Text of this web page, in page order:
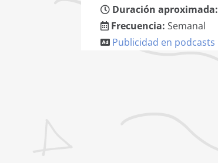
Duración aproximada:
Frecuencia: Semanal
Publicidad en podcasts